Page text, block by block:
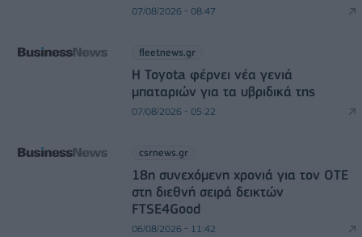
07/08/2026 - 08:47
fleetnews.gr
Η Toyota φέρνει νέα γενιά
μπαταριών για τα υβριδικά της
07/08/2026 - 05:22
csrnews.gr
18η συνεχόμενη χρονιά για τον ΟΤΕ
στη διεθνή σειρά δεικτών
FTSE4Good
06/08/2026 - 11:42